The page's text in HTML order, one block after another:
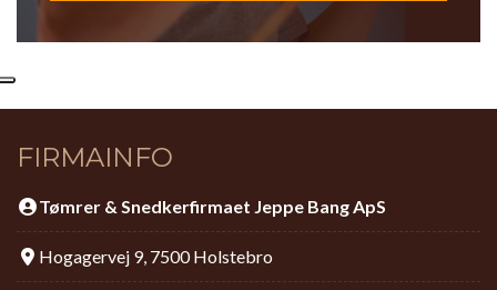
FIRMAINFO
Tømrer & Snedkerfirmaet Jeppe Bang ApS
Hogagervej 9, 7500 Holstebro